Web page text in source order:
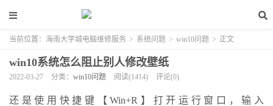
当前位置： 海南大学城电脑维修服务 > 系统问题 > win10问题 > 正文
win10系统怎么阻止别人修改壁纸
2022-03-27 分类： win10问题 阅读(1414) 评论(0)
还是使用快捷键【Win+R】打开运行窗口，输入